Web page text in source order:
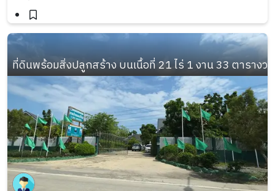
ที่ดินพร้อมสิ่งปลูกสร้าง บนเนื้อที่ 21 ไร่ 1 งาน 33 ตารางวา